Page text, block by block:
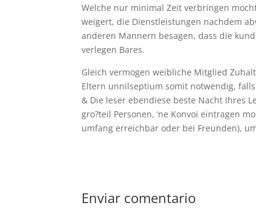
Welche nur minimal Zeit verbringen
weigert, die Dienstleistungen nachdem
anderen Mannern besagen, dass die
verlegen Bares.
Gleich vermogen weibliche Mitglied
Eltern unnilseptium somit notwendig,
& Die leser ebendiese beste Nacht Ihres
gro?teil Personen, ‘ne Konvoi eintragen
umfang erreichbar oder bei Freunden),
Enviar comentario